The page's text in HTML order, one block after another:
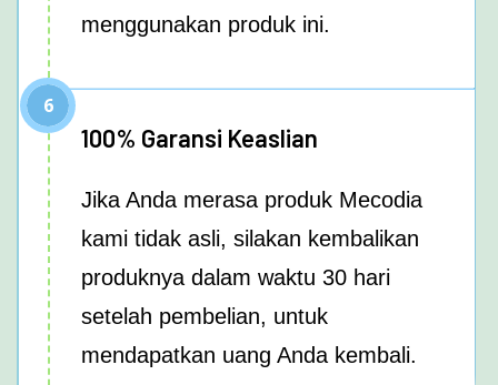
menggunakan produk ini.
6
100% Garansi Keaslian
Jika Anda merasa produk Mecodia
kami tidak asli, silakan kembalikan
produknya dalam waktu 30 hari
setelah pembelian, untuk
mendapatkan uang Anda kembali.